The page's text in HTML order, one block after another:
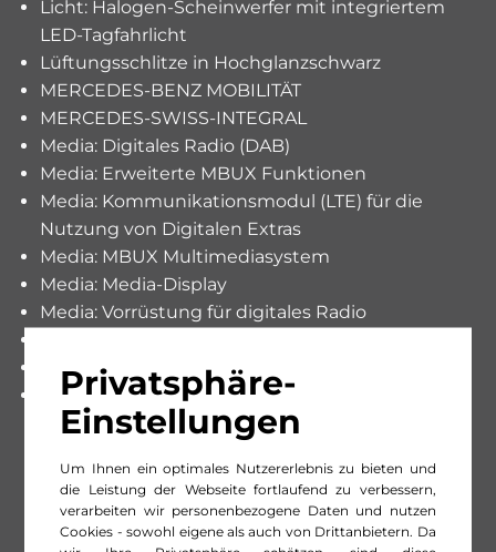
Privatsphäre-
Einstellungen
Um Ihnen ein optimales Nutzererlebnis zu bieten und
die Leistung der Webseite fortlaufend zu verbessern,
verarbeiten wir personenbezogene Daten und nutzen
Cookies - sowohl eigene als auch von Drittanbietern. Da
Licht: Halogen-Scheinwerfer mit integriertem
LED-Tagfahrlicht
Lüftungsschlitze in Hochglanzschwarz
MERCEDES-BENZ MOBILITÄT
MERCEDES-SWISS-INTEGRAL
Media: Digitales Radio (DAB)
Media: Erweiterte MBUX Funktionen
Media: Kommunikationsmodul (LTE) für die
Nutzung von Digitalen Extras
Media: MBUX Multimediasystem
Media: Media-Display
Media: Vorrüstung für digitales Radio
Paket: Entry
Fahrwerk: Komfortfahrwerk mit Tieferlegung
Media: MBUX Premium-Navigation
Räder: Reifendichtmittel TIREFIT
Sitze: Sitzheizung für Fahrer und Beifahrer
Warnweste für Fahrer